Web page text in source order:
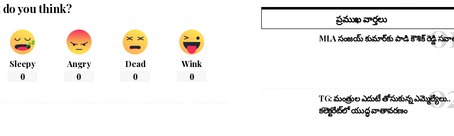
do you think?
Sleepy
0
Angry
0
Dead
0
Wink
0
ప్రముఖ వార్తలు
MLA సంజయ్ కుమార్‌కు పాడి కౌశిక్ రెడ్డి
TG: మంత్రుల ఎదుటే తోసుకున్న ఎమ్మెల్యేలు..
కలెక్టరేట్‌లో యుద్ధ వాతావరణం